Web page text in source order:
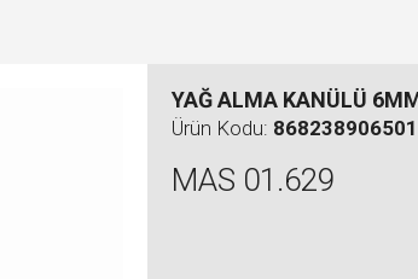
YAĞ ALMA KANÜLÜ
Ürün Kodu:
MAS 01.629